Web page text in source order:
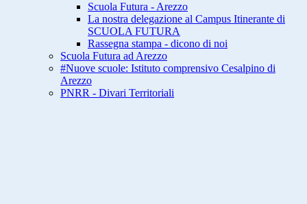
Scuola Futura - Arezzo
La nostra delegazione al Campus Itinerante di
SCUOLA FUTURA
Rassegna stampa - dicono di noi
Scuola Futura ad Arezzo
#Nuove scuole: Istituto comprensivo Cesalpino di
Arezzo
PNRR - Divari Territoriali